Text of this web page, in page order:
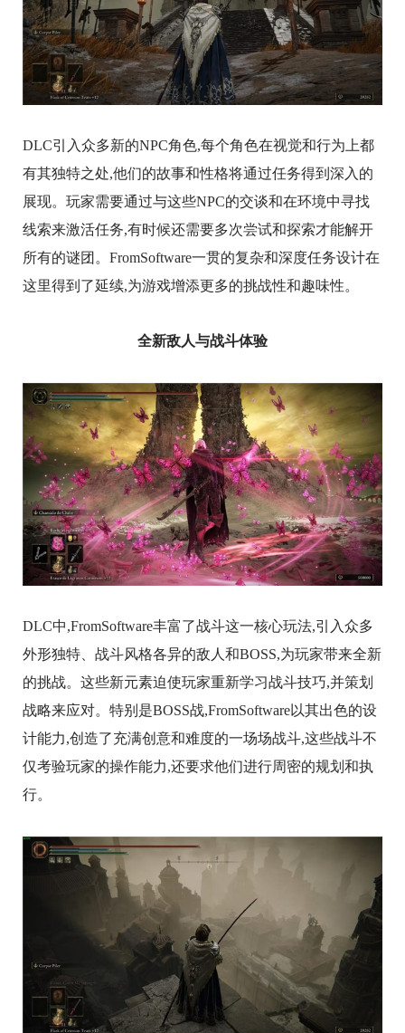
DLC引入众多新的NPC角色,每个角色在视觉和行为上都
有其独特之处,他们的故事和性格将通过任务得到深入的
展现。玩家需要通过与这些NPC的交谈和在环境中寻找
线索来激活任务,有时候还需要多次尝试和探索才能解开
所有的谜团。FromSoftware一贯的复杂和深度任务设计在
这里得到了延续,为游戏增添更多的挑战性和趣味性。
全新敌人与战斗体验
DLC中,FromSoftware丰富了战斗这一核心玩法,引入众多
外形独特、战斗风格各异的敌人和BOSS,为玩家带来全新
的挑战。这些新元素迫使玩家重新学习战斗技巧,并策划
战略来应对。特别是BOSS战,FromSoftware以其出色的设
计能力,创造了充满创意和难度的一场场战斗,这些战斗不
仅考验玩家的操作能力,还要求他们进行周密的规划和执
行。